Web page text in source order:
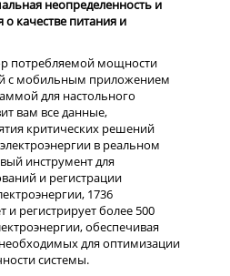
неопределенность и
качестве питания и
потребляемой мощности
с мобильным приложением
для настольного
вам все данные,
критических решений
в реальном
инструмент для
и регистрации
1736
и регистрирует более 500
обеспечивая
для оптимизации
системы.